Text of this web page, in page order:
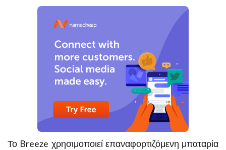
Το Breeze χρησιμοποιεί επαναφορτιζόμενη μπαταρία